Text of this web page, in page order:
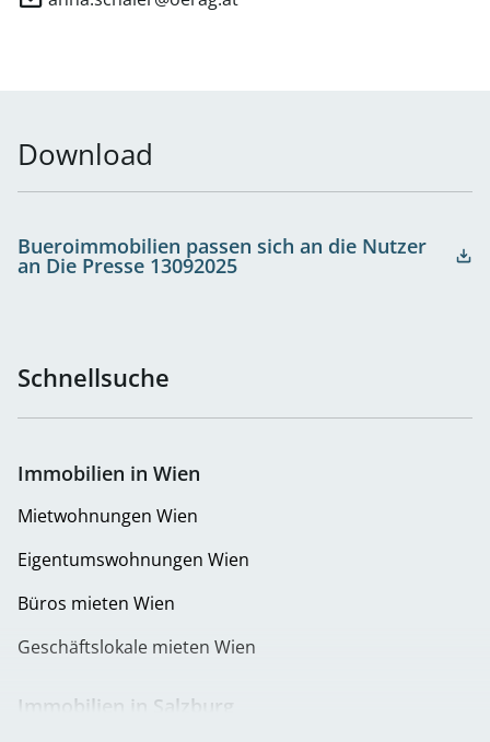
Christian Lenoble
Download
Bueroimmobilien passen sich an die Nutzer
an Die Presse 13092025
Schnellsuche
Immobilien in Wien
Mietwohnungen Wien
Eigentumswohnungen Wien
Büros mieten Wien
Geschäftslokale mieten Wien
Immobilien in Salzburg